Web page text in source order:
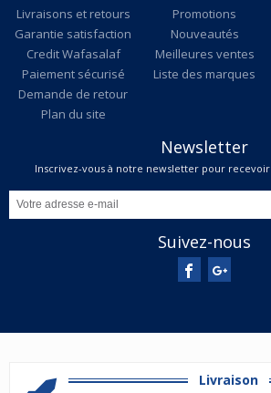
Livraisons et retours
Garantie satisfaction
Credit Wafasalaf
Paiement sécurisé
Demande de retour
Plan du site
Promotions
Nouveautés
Meilleures ventes
Liste des marques
Newsletter
Inscrivez-vous à notre newsletter pour
Suivez-nous
Livraison